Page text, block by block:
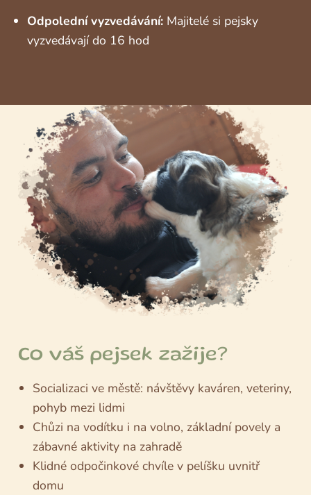
Odpolední vyzvedávání:Majitelé si pejsky
vyzvedávají do 16 hod
Co váš pejsek zažije?
Socializaci ve městě: návštěvy kaváren, veteriny,
pohyb mezi lidmi
Chůzi na vodítku i na volno, základní povely a
zábavné aktivity na zahradě
Klidné odpočinkové chvíle v pelíšku uvnitř
domu